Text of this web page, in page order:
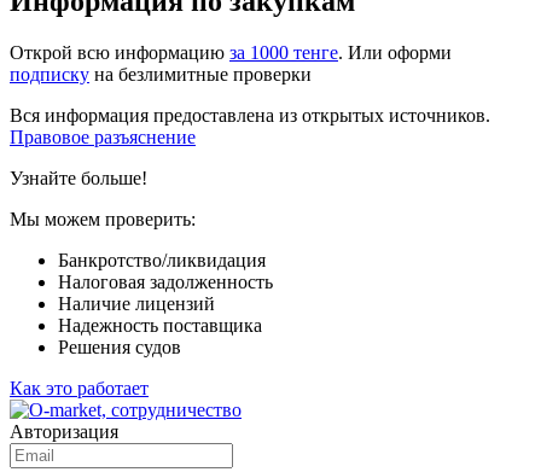
Открой всю информацию за 1000 тенге. Или оформи
подписку на безлимитные проверки
Вся информация предоставлена из открытых источников.
Правовое разъяснение
Узнайте больше!
Мы можем проверить:
Банкротство/ликвидация
Налоговая задолженность
Наличие лицензий
Надежность поставщика
Решения судов
Как это работает
Авторизация